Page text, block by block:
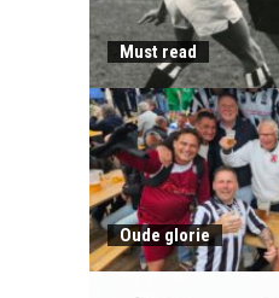
Must read
Oude glorie